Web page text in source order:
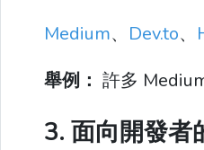
Medium、 Dev.to、
舉例： 許多
3. 面向開發者